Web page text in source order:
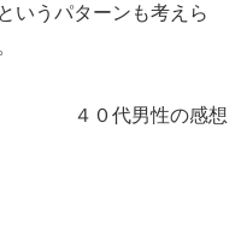
いうパターンも考えら
４０代男性の感想